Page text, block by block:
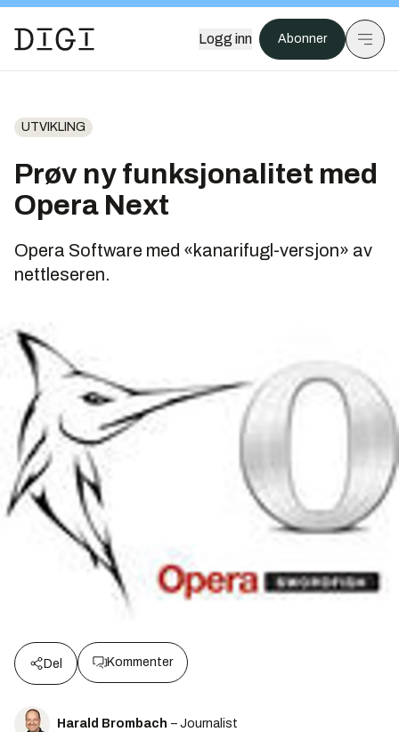
Logg inn Abonner
UTVIKLING
Prøv ny funksjonalitet med
Opera Next
Opera Software med «kanarifugl-versjon» av
nettleseren.
Del Kommenter
Harald Brombach – Journalist